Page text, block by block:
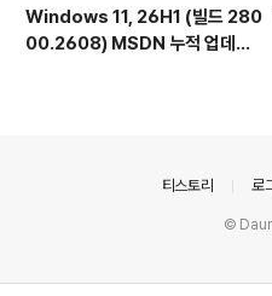
Windows 11, 26H1 (빌드 280
00.2608) MSDN 누적 업데이
티스토리 로
©